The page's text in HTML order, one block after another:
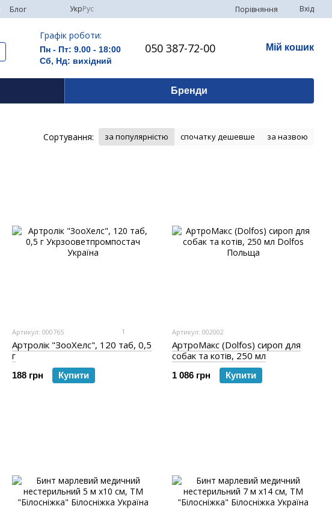
Блог УкрРус Порівняння Вхід
Графік роботи:
Пн - Пт: 9.00 - 18:00
Сб, Нд: вихідний
050 387-72-00 Мій кошик
Бренди
Сортування: за популярністю спочатку дешевше за назвою
Артикул: 000765 1
Артролік "ЗооХелс", 120 таб, 0,5
г
188 грн Купити
Артикул: 002002
АртроМакс (Dolfos) сироп для
собак та котів, 250 мл
1 086 грн Купити